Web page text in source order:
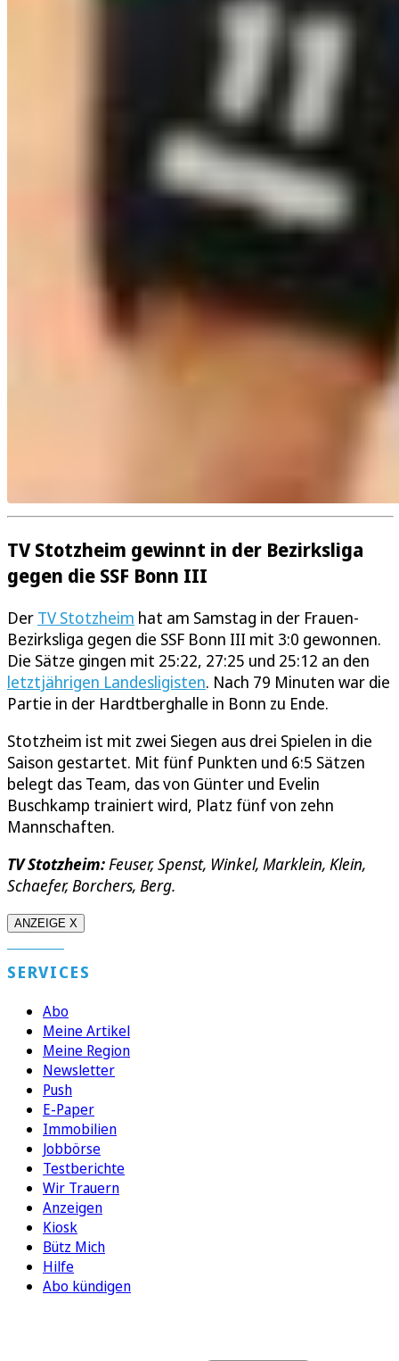
TV Stotzheim gewinnt in der Bezirksliga
gegen die SSF Bonn III
Der TV Stotzheim hat am Samstag in der Frauen-
Bezirksliga gegen die SSF Bonn III mit 3:0 gewonnen.
Die Sätze gingen mit 25:22, 27:25 und 25:12 an den
letztjährigen Landesligisten. Nach 79 Minuten war die
Partie in der Hardtberghalle in Bonn zu Ende.
Stotzheim ist mit zwei Siegen aus drei Spielen in die
Saison gestartet. Mit fünf Punkten und 6:5 Sätzen
belegt das Team, das von Günter und Evelin
Buschkamp trainiert wird, Platz fünf von zehn
Mannschaften.
TV Stotzheim: Feuser, Spenst, Winkel, Marklein, Klein,
Schaefer, Borchers, Berg.
ANZEIGE X
SERVICES
Abo
Meine Artikel
Meine Region
Newsletter
Push
E-Paper
Immobilien
Jobbörse
Testberichte
Wir Trauern
Anzeigen
Kiosk
Bütz Mich
Hilfe
Abo kündigen